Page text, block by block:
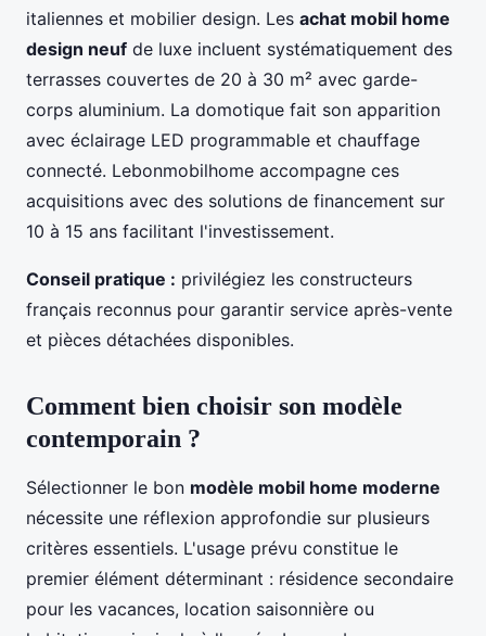
italiennes et mobilier design. Les achat mobil home
design neuf de luxe incluent systématiquement des
terrasses couvertes de 20 à 30 m² avec garde-
corps aluminium. La domotique fait son apparition
avec éclairage LED programmable et chauffage
connecté. Lebonmobilhome accompagne ces
acquisitions avec des solutions de financement sur
10 à 15 ans facilitant l'investissement.
Conseil pratique : privilégiez les constructeurs
français reconnus pour garantir service après-vente
et pièces détachées disponibles.
Comment bien choisir son modèle
contemporain ?
Sélectionner le bon modèle mobil home moderne
nécessite une réflexion approfondie sur plusieurs
critères essentiels. L'usage prévu constitue le
premier élément déterminant : résidence secondaire
pour les vacances, location saisonnière ou